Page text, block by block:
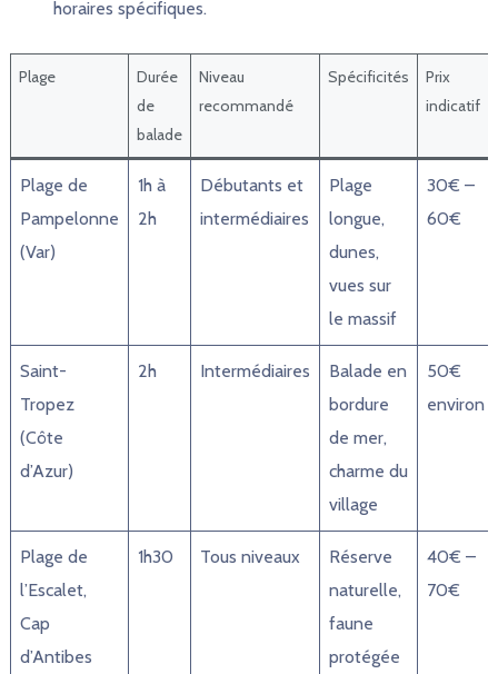
horaires spécifiques.
Plage
Durée
de
balade
Niveau
recommandé
Spécificités
Prix
indicatif
Plage de
Pampelonne
(Var)
1h à
2h
Débutants et
intermédiaires
Plage
longue,
dunes,
vues sur
le massif
30€ –
60€
Saint-
Tropez
(Côte
d’Azur)
2h Intermédiaires
Balade en
bordure
de mer,
charme du
village
50€
environ
Plage de
l’Escalet,
Cap
d’Antibes
1h30 Tous niveaux
Réserve
naturelle,
faune
protégée
40€ –
70€